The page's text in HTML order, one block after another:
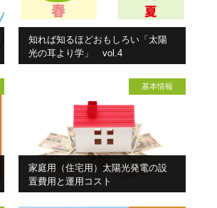
知れば知るほどおもしろい「太陽
光の耳より学」 vol.4
基本情報
家庭用（住宅用）太陽光発電の設
置費用と運用コスト